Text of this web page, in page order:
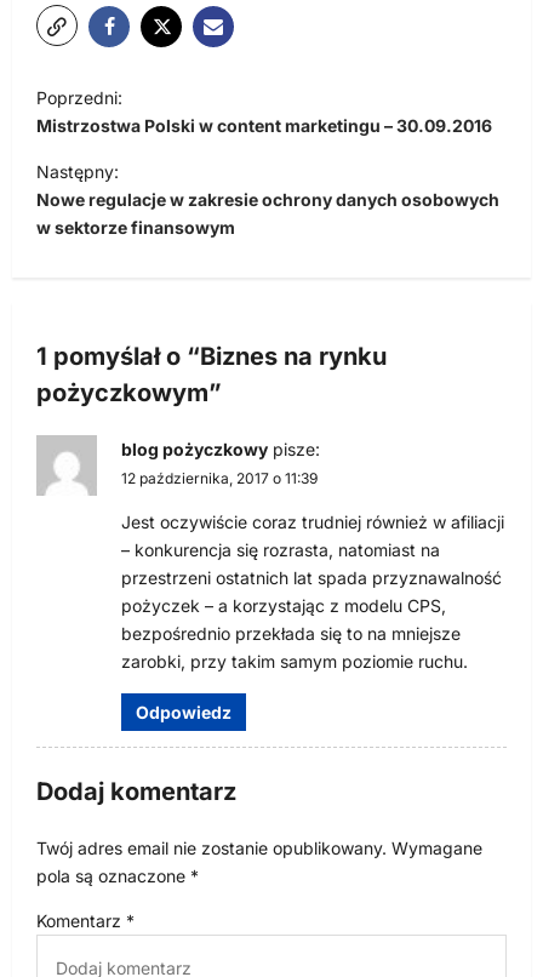
a
w
i
g
j
a
i
Poprzedni:
Mistrzostwa Polski w content marketingu – 30.09.2016
Następny:
Nowe regulacje w zakresie ochrony danych osobowych
w sektorze finansowym
1 pomyślał o “Biznes na rynku
pożyczkowym”
blog pożyczkowy pisze:
12 października, 2017 o 11:39
Jest oczywiście coraz trudniej również w afiliacji
– konkurencja się rozrasta, natomiast na
przestrzeni ostatnich lat spada przyznawalność
pożyczek – a korzystając z modelu CPS,
bezpośrednio przekłada się to na mniejsze
zarobki, przy takim samym poziomie ruchu.
Odpowiedz
Dodaj komentarz
Twój adres email nie zostanie opublikowany. Wymagane
pola są oznaczone *
Komentarz *